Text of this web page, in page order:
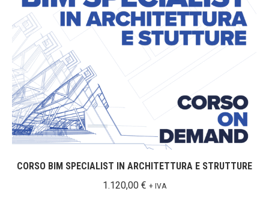
CORSO BIM SPECIALIST IN ARCHITETTURA E STRUTTURE
1.120,00 € + IVA